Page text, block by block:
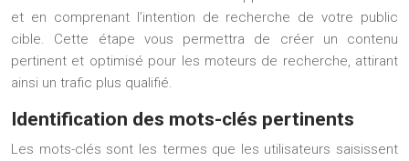
et en comprenant l’intention de recherche de votre public
cible. Cette étape vous permettra de créer un contenu
pertinent et optimisé pour les moteurs de recherche, attirant
ainsi un trafic plus qualifié.
Identification des mots-clés pertinents
Les mots-clés sont les termes que les utilisateurs saisissent